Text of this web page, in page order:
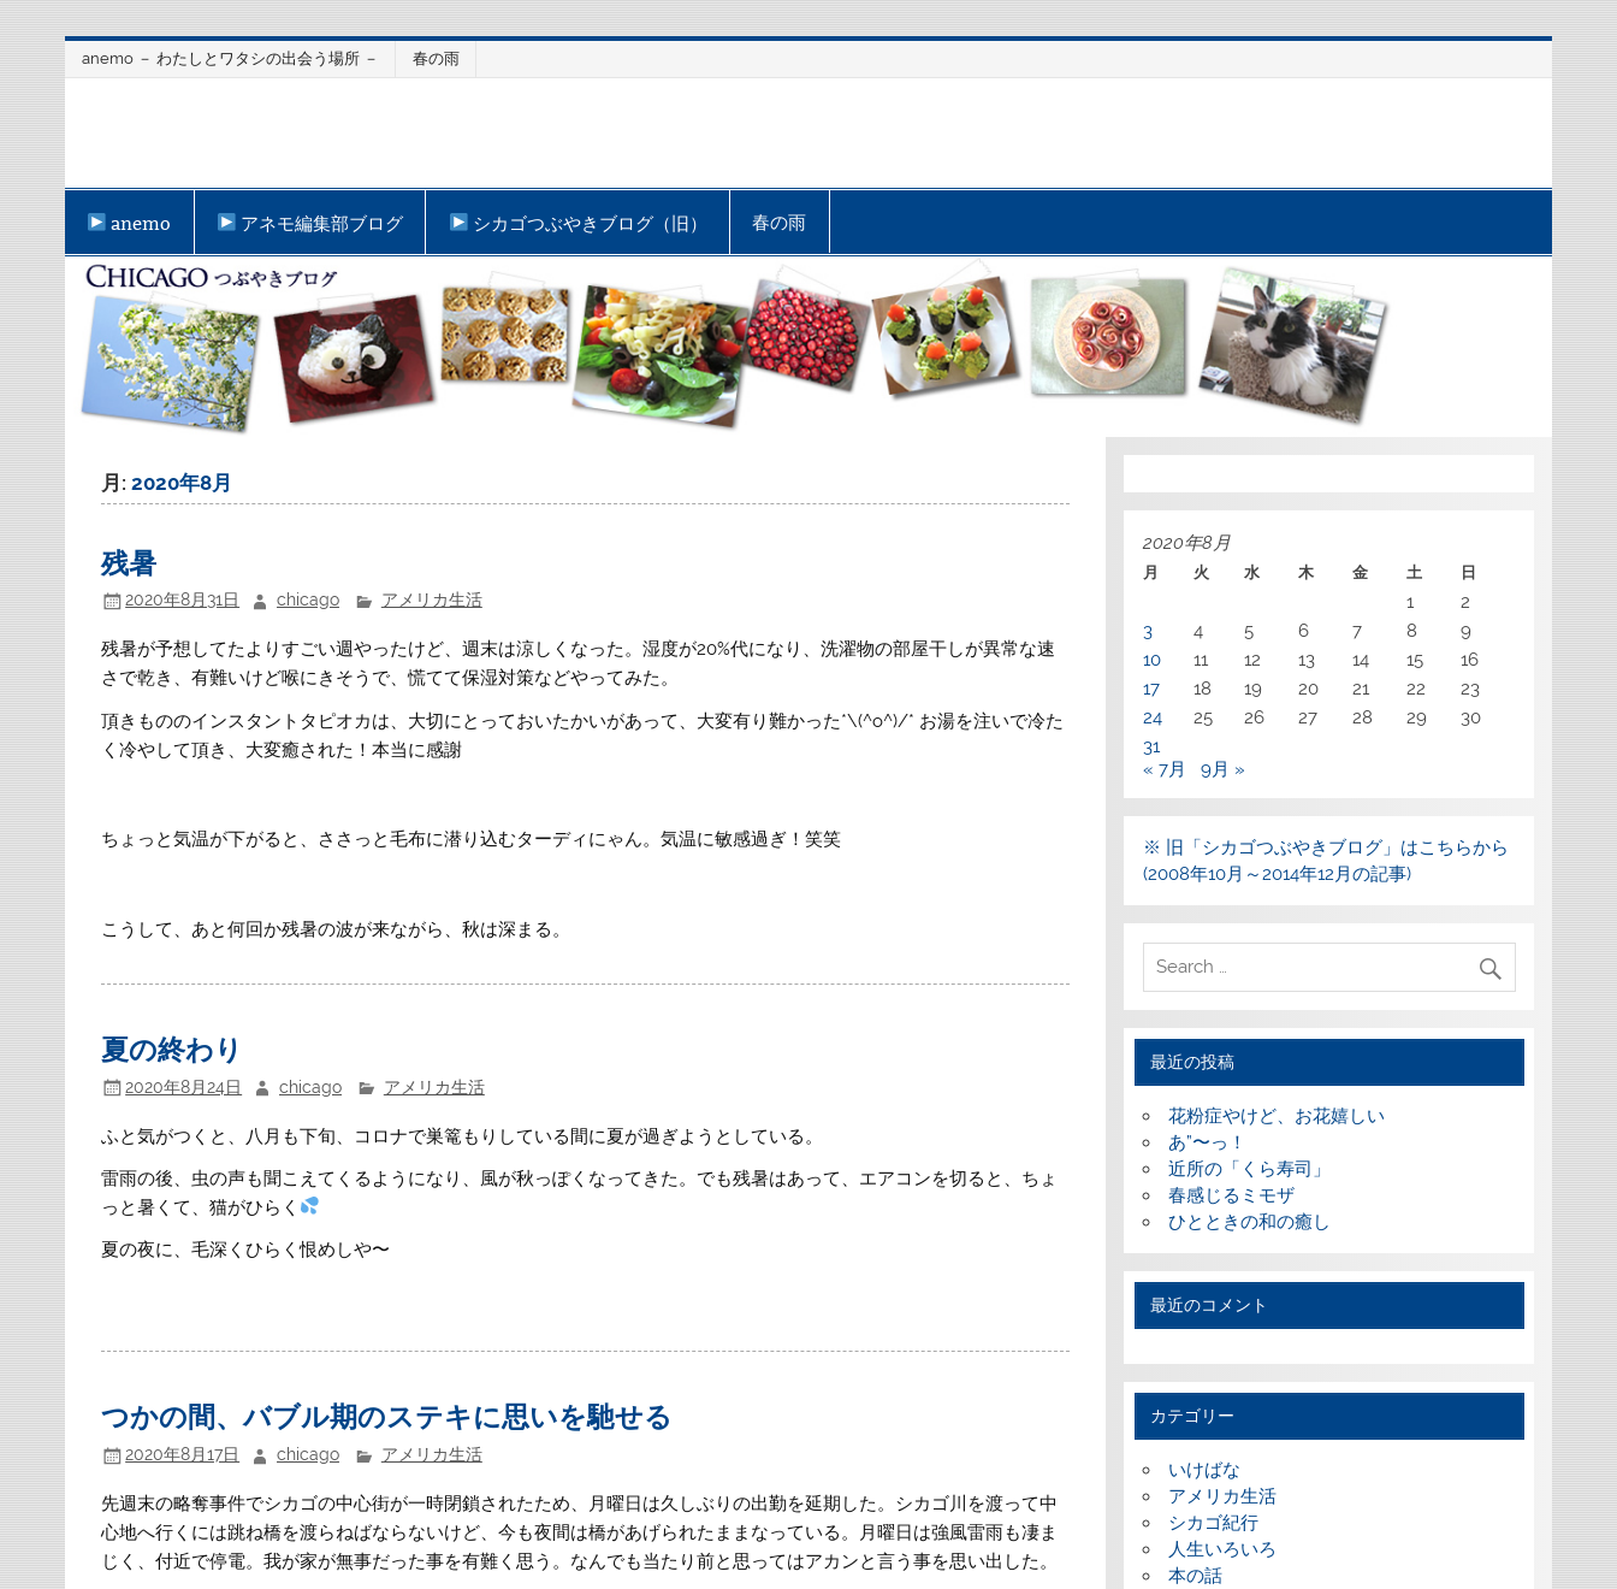
anemo － わたしとワタシの出会う場所 － 春の雨
anemo アネモ編集部ブログ シカゴつぶやきブログ（旧） 春の雨
月:2020年8月
残暑
2020年8月31日 chicago アメリカ生活
残暑が予想してたよりすごい週やったけど、週末は涼しくなった。湿度が20%代になり、洗濯物の部屋干しが異常な速
さで乾き、有難いけど喉にきそうで、慌てて保湿対策などやってみた。
頂きもののインスタントタピオカは、大切にとっておいたかいがあって、大変有り難かった*\(^o^)/* お湯を注いで冷た
く冷やして頂き、大変癒された！本当に感謝
ちょっと気温が下がると、ささっと毛布に潜り込むターディにゃん。気温に敏感過ぎ！笑笑
こうして、あと何回か残暑の波が来ながら、秋は深まる。
夏の終わり
2020年8月24日 chicago アメリカ生活
ふと気がつくと、八月も下旬、コロナで巣篭もりしている間に夏が過ぎようとしている。
雷雨の後、虫の声も聞こえてくるようになり、風が秋っぽくなってきた。でも残暑はあって、エアコンを切ると、ちょ
っと暑くて、猫がひらく
夏の夜に、毛深くひらく恨めしや〜
つかの間、バブル期のステキに思いを馳せる
2020年8月17日 chicago アメリカ生活
先週末の略奪事件でシカゴの中心街が一時閉鎖されたため、月曜日は久しぶりの出勤を延期した。シカゴ川を渡って中
心地へ行くには跳ね橋を渡らねばならないけど、今も夜間は橋があげられたままなっている。月曜日は強風雷雨も凄ま
じく、付近で停電。我が家が無事だった事を有難く思う。なんでも当たり前と思ってはアカンと言う事を思い出した。
2020年8月
月 火 水 木 金 土 日
1
2
3
4 5 6 7 8
9
10
11 12 13 14 15
16
17
18 19 20 21 22
23
24
25 26 27 28 29
30
31
« 7月
9月 »
※ 旧「シカゴつぶやきブログ」はこちらから
(2008年10月～2014年12月の記事)
最近の投稿
花粉症やけど、お花嬉しい
あ”〜っ！
近所の「くら寿司」
春感じるミモザ
ひとときの和の癒し
最近のコメント
カテゴリー
いけばな
アメリカ生活
シカゴ紀行
人生いろいろ
本の話